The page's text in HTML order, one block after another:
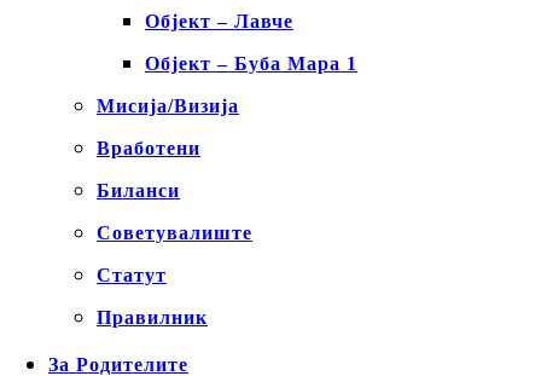
Објект – Лавче
Објект – Буба Мара 1
Мисија/Визија
Вработени
Биланси
Советувалиште
Статут
Правилник
За Родителите